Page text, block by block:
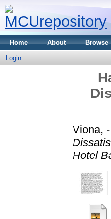
Home About Browse
Login
Viona,
Hotel